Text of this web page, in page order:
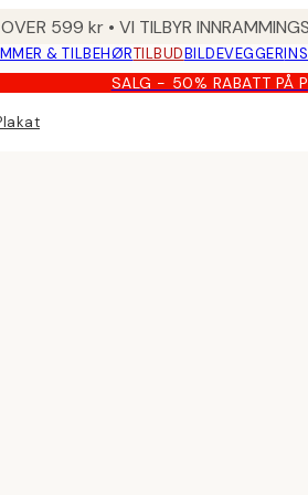
599 kr • VI TILBYR
& TILBEHØRTILBUDBILDEVEGGER
SALG - 50% RABATT PÅ